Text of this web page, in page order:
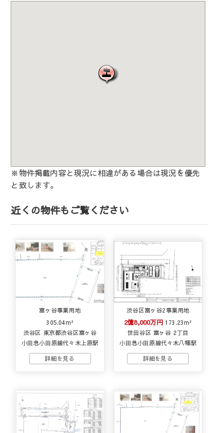
※物件掲載内容と現況に相違がある場合は現況を優先
と致します。
近くの物件もご覧ください
富ヶ谷事業用地
305.04m²
渋谷区 東京都渋谷区富ヶ谷
小田急小田原線代々木上原駅
渋谷区富ヶ谷2事業用地
2億8,000万円 173.23m²
世田谷区 富ヶ谷 2丁目
小田急小田原線代々木八幡駅